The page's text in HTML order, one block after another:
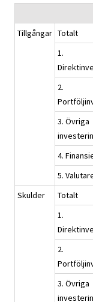
Tillgångar Totalt
1.
2.
3. Övriga
4.
5.
Skulder
Totalt
1.
2.
3. Övriga